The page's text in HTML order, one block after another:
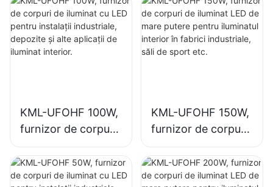
KML-UFOHF 100W,
furnizor de corpuri
de iluminat cu LED
pentru instalații
industriale,
KML-UFOHF 150W,
furnizor de corpuri
de iluminat LED de
mare putere pentru
iluminatul interior în